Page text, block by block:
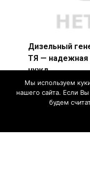
Дизельный
ТЯ — надежная
нужд
Дизельный
представляет
устройство,
Мы используем
нашего сайта. Если
будем